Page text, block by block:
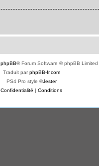
phpBB® Forum Software © phpBB Limited
Traduit parphpBB-fr.com
PS4 Pro style ©Jester
Confidentialité | Conditions